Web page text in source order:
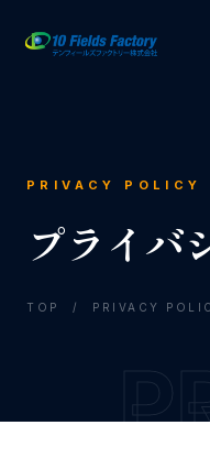
PRIVACY POLICY
プライバ
TOP / PRIVACY